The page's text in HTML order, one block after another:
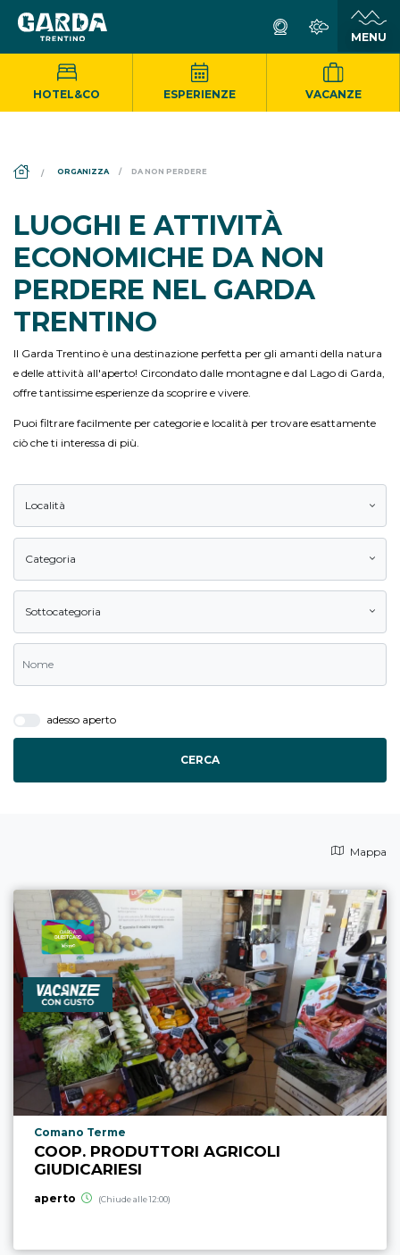
HOTEL&CO ESPERIENZE VACANZE
DS_BREADCRUMB.HOME
ORGANIZZA DA NON PERDERE
LUOGHI E ATTIVITÀ
ECONOMICHE DA NON
PERDERE NEL GARDA
TRENTINO
Il Garda Trentino è una destinazione perfetta per gli amanti della natura
e delle attività all'aperto! Circondato dalle montagne e dal Lago di Garda,
offre tantissime esperienze da scoprire e vivere.
Puoi filtrare facilmente per categorie e località per trovare esattamente
ciò che ti interessa di più.
Località
Categoria
Sottocategoria
adesso aperto
CERCA
Mappa
Località punto di interesse
Comano Terme
COOP. PRODUTTORI AGRICOLI
GIUDICARIESI
aperto (Chiude alle 12:00)